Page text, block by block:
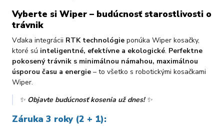
Vyberte si Wiper – budúcnosť starostlivosti o
trávnik
Vďaka integrácii RTK technológieponúka Wiper kosačky,
ktoré sú inteligentné, efektívne a ekologické. Perfektne
pokosený trávnik s minimálnou námahou, maximálnou
úsporou času a energie– to všetko s robotickými kosačkami
Wiper.
✨ Objavte budúcnosť kosenia už dnes!✨
Záruka 3 roky (2 + 1):